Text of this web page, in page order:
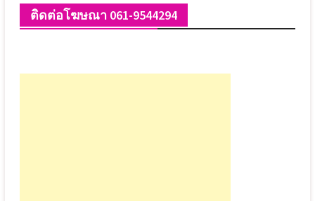
ติดต่อโฆษณา 061-9544294